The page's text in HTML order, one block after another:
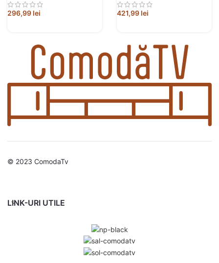
296,99 lei 421,99 lei
© 2023 ComodaTv
LINK-URI UTILE